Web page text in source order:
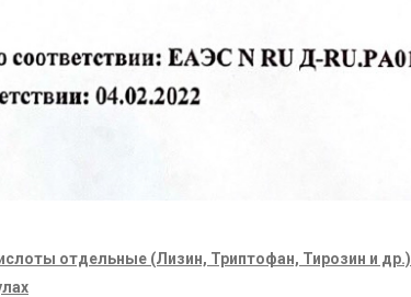
отдельные (Лизин, Триптофан, Тирозин и др.)